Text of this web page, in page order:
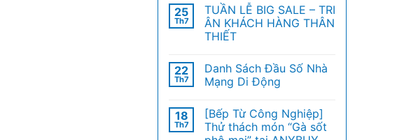
25
Th7
TUẦN LỄ BIG SALE – TRI
ÂN KHÁCH HÀNG THÂN
THIẾT
22
Th7
Danh Sách Đầu Số Nhà
Mạng Di Động
18
Th7
[Bếp Từ Công Nghiệp]
Thử thách món “Gà sốt